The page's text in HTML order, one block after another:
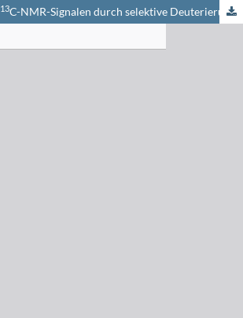
13C-NMR-Signalen durch selektive Deuterierung